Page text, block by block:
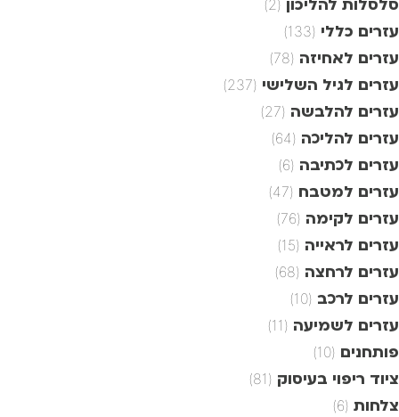
סלסלות להליכון (2)
עזרים כללי (133)
עזרים לאחיזה (78)
עזרים לגיל השלישי (237)
עזרים להלבשה (27)
עזרים להליכה (64)
עזרים לכתיבה (6)
עזרים למטבח (47)
עזרים לקימה (76)
עזרים לראייה (15)
עזרים לרחצה (68)
עזרים לרכב (10)
עזרים לשמיעה (11)
פותחנים (10)
ציוד ריפוי בעיסוק (81)
צלחות (6)